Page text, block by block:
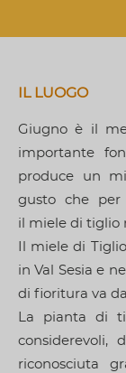
IL LUOGO
Giugno è il
importante
produce un
gusto che per
il miele di tiglio
Il miele di
in Val Sesia e
di fioritura va
La pianta di
riconosciuta